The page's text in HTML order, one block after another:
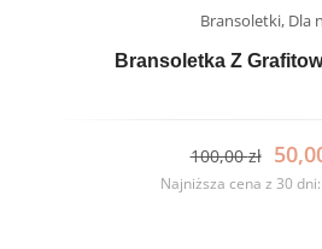
Bransoletki, Dla
Bransoletka Z
100,00zł
Najniższa cena z 30 dni: